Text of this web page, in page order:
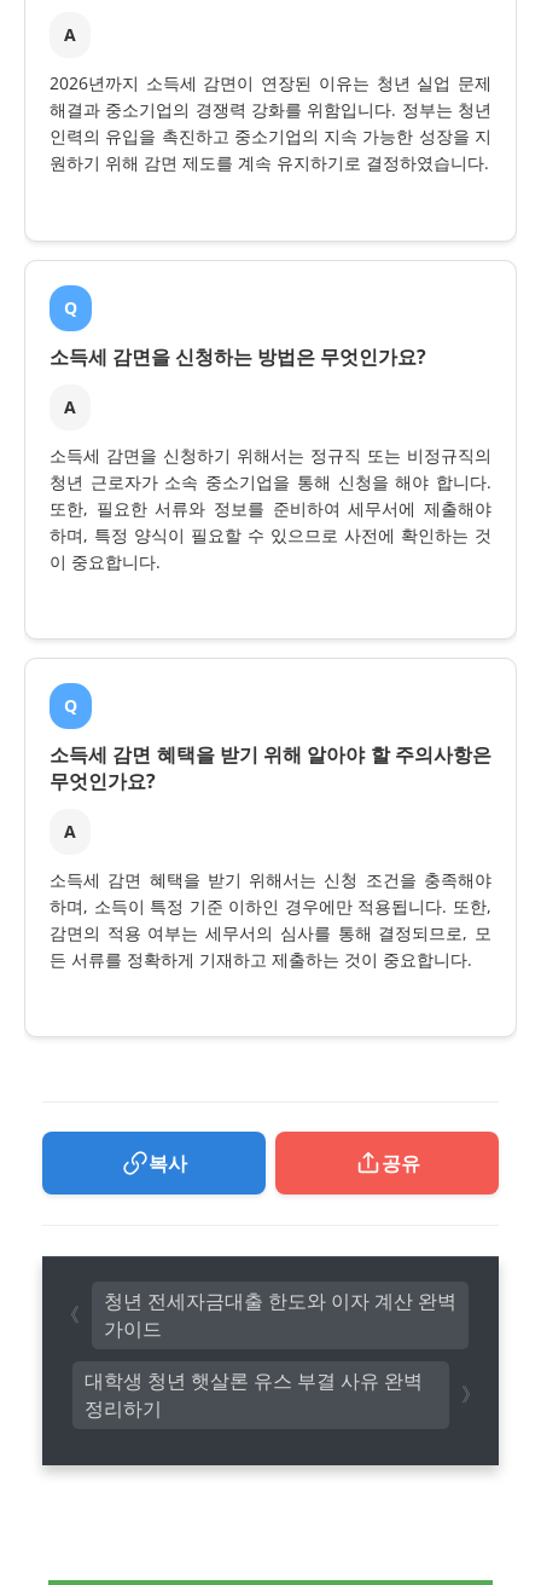
A
2026년까지 소득세 감면이 연장된 이유는 청년 실업 문제
해결과 중소기업의 경쟁력 강화를 위함입니다. 정부는 청년
인력의 유입을 촉진하고 중소기업의 지속 가능한 성장을 지
원하기 위해 감면 제도를 계속 유지하기로 결정하였습니다.
Q
소득세 감면을 신청하는 방법은 무엇인가요?
A
소득세 감면을 신청하기 위해서는 정규직 또는 비정규직의
청년 근로자가 소속 중소기업을 통해 신청을 해야 합니다.
또한, 필요한 서류와 정보를 준비하여 세무서에 제출해야
하며, 특정 양식이 필요할 수 있으므로 사전에 확인하는 것
이 중요합니다.
Q
소득세 감면 혜택을 받기 위해 알아야 할 주의사항은
무엇인가요?
A
소득세 감면 혜택을 받기 위해서는 신청 조건을 충족해야
하며, 소득이 특정 기준 이하인 경우에만 적용됩니다. 또한,
감면의 적용 여부는 세무서의 심사를 통해 결정되므로, 모
든 서류를 정확하게 기재하고 제출하는 것이 중요합니다.
복사 공유
대학생 청년 햇살론 유스 부결 사유 완벽
정리하기
청년 전세자금대출 한도와 이자 계산 완벽
가이드